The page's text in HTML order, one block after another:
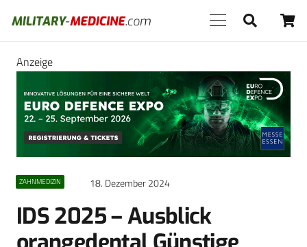
Anzeige
ZAHNMEDIZIN 18. Dezember 2024
IDS 2025 – Ausblick